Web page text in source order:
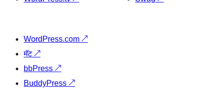
WordPress.com ↗
मॅट↗
bbPress ↗
BuddyPress ↗